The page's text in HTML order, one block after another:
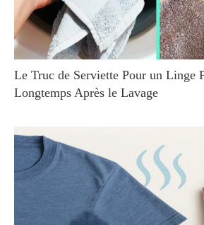
Le Truc de Serviette Pour un Linge
Longtemps Après le Lavage